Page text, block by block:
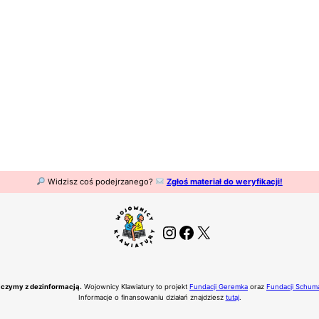
Widzisz coś podejrzanego? Zgłoś materiał do weryfikacji!
Instagram
Facebook
X
z dezinformacją. Wojownicy Klawiatury to projekt Fundacji Geremka oraz Fundacji
Informacje o finansowaniu działań znajdziesz tutaj.